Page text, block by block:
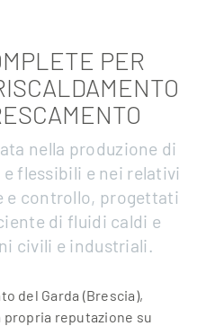
PER
nella produzione di
flessibili e nei relativi
e controllo, progettati
di fluidi caldi e
civili e industriali.
del Garda (Brescia),
reputazione su